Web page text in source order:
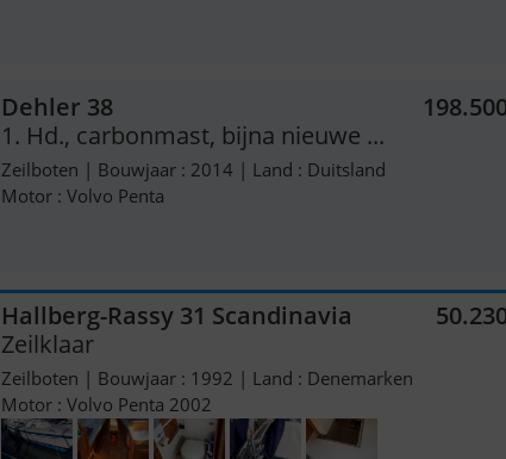
Dehler 38
1. Hd., carbonmast, bijna nieuwe ...
Zeilboten | Bouwjaar : 2014 | Land : Duitsland
Motor : Volvo Penta
Hallberg-Rassy 31 Scandinavia
Zeilklaar
Zeilboten | Bouwjaar : 1992 | Land : Denemarken
Motor : Volvo Penta 2002